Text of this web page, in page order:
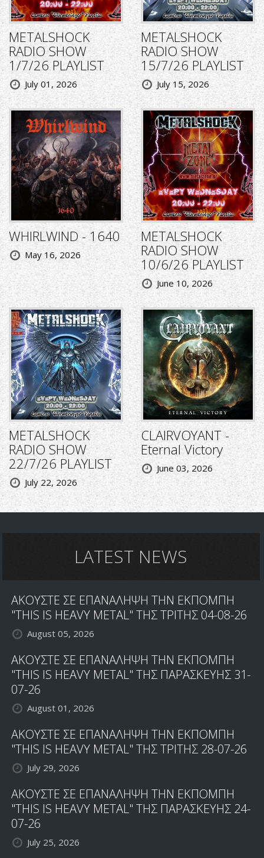
METALSHOCK
RADIO SHOW
1/7/26 PLAYLIST
July 01, 2026
METALSHOCK
RADIO SHOW
15/7/26 PLAYLIST
July 15, 2026
WHIRLWIND - 1640
May 16, 2026
METALSHOCK
RADIO SHOW
10/6/26 PLAYLIST
June 10, 2026
METALSHOCK
RADIO SHOW
22/7/26 PLAYLIST
July 22, 2026
CLAIRVOYANT -
Eternal Victory
June 03, 2026
LATEST NEWS
ΑΚΟΥΣΤΕ ΣΕ ΕΠΑΝΑΛΗΨΗ ΤΗΝ ΕΚΠΟΜΠΗ
"THIS IS HEAVY METAL" ΤΗΣ ΤΡΙΤΗΣ 04-08-26
August 05, 2026
ΑΚΟΥΣΤΕ ΣΕ ΕΠΑΝΑΛΗΨΗ ΤΗΝ ΕΚΠΟΜΠΗ
"THIS IS HEAVY METAL" ΤΗΣ ΠΑΡΑΣΚΕΥΗΣ 31-
07-26
August 01, 2026
ΑΚΟΥΣΤΕ ΣΕ ΕΠΑΝΑΛΗΨΗ ΤΗΝ ΕΚΠΟΜΠΗ
"THIS IS HEAVY METAL" ΤΗΣ ΤΡΙΤΗΣ 28-07-26
July 29, 2026
ΑΚΟΥΣΤΕ ΣΕ ΕΠΑΝΑΛΗΨΗ ΤΗΝ ΕΚΠΟΜΠΗ
"THIS IS HEAVY METAL" ΤΗΣ ΠΑΡΑΣΚΕΥΗΣ 24-
07-26
July 25, 2026